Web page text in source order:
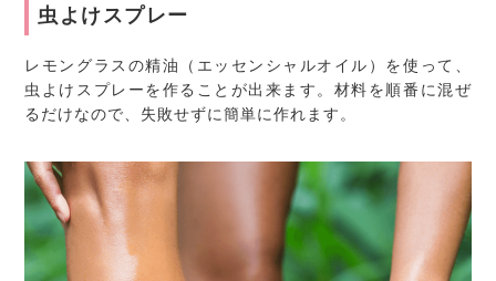
虫よけスプレー
レモングラスの精油（エッセンシャルオイル）を使って、
虫よけスプレーを作ることが出来ます。材料を順番に混ぜ
るだけなので、失敗せずに簡単に作れます。